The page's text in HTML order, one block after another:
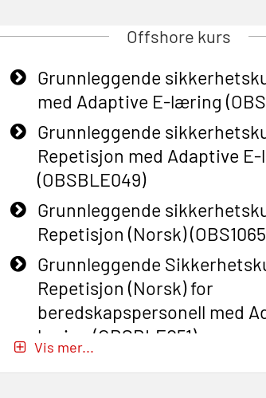
Offshore kurs
Grunnleggende
med Adaptive E-læring
Grunnleggende
Repetisjon med Adaptive
(OBSBLE049)
Grunnleggende
Repetisjon (Norsk)
Grunnleggende
Repetisjon (Norsk) for
beredskapspersonell med
læring (OBSBLE051)
Vis mer...